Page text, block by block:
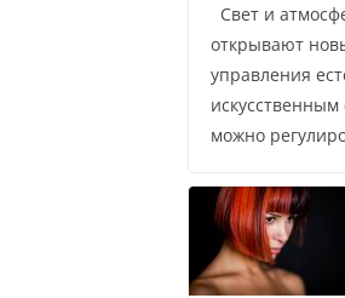
Свет и
открывают
управления
можно